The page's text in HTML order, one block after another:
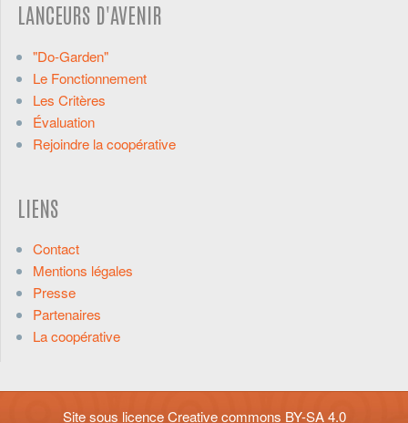
LANCEURS D'AVENIR
"Do-Garden"
Le Fonctionnement
Les Critères
Évaluation
Rejoindre la coopérative
LIENS
Contact
Mentions légales
Presse
Partenaires
La coopérative
Site sous licenceCreative commons BY-SA 4.0